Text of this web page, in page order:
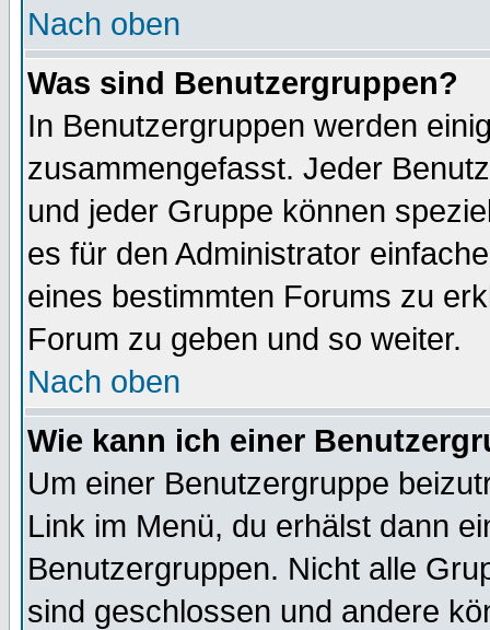
Nach oben
Was sind Benutzergruppen?
In Benutzergruppen werden
zusammengefasst. Jeder
und jeder Gruppe können
es für den Administrator
eines bestimmten Forums zu
Forum zu geben und so weiter.
Nach oben
Wie kann ich einer
Um einer Benutzergruppe
Link im Menü, du erhälst dann
Benutzergruppen. Nicht alle
sind geschlossen und andere